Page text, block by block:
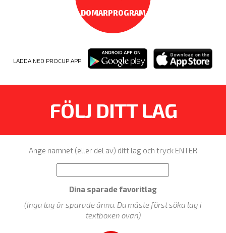
DOMARPROGRAM
LADDA NED PROCUP APP:
FÖLJ DITT LAG
Ange namnet (eller del av) ditt lag och tryck ENTER
Dina sparade favoritlag
(Inga lag är sparade ännu. Du måste först söka lag i
textboxen ovan)